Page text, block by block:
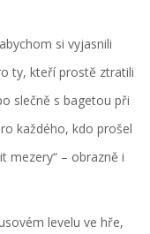
si vyjasnili
ty, kteří prostě ztratili
slečně s bagetou při
každého, kdo prošel
mezery“ – obrazně i
levelu ve hře,